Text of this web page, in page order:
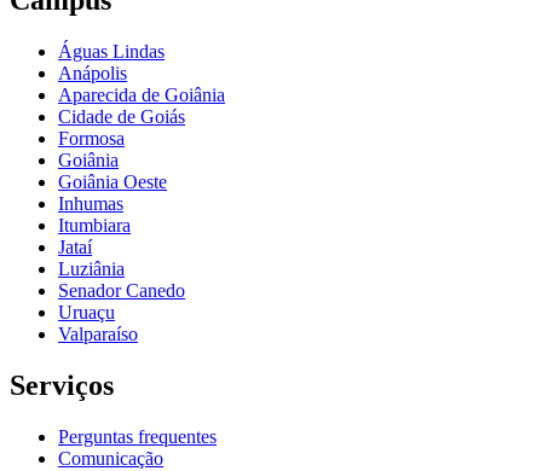
Águas Lindas
Anápolis
Aparecida de Goiânia
Cidade de Goiás
Formosa
Goiânia
Goiânia Oeste
Inhumas
Itumbiara
Jataí
Luziânia
Senador Canedo
Uruaçu
Valparaíso
Serviços
Perguntas frequentes
Comunicação